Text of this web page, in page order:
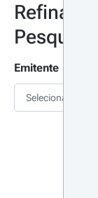
Refinar
Pesquisa
Emitente
Selecionar